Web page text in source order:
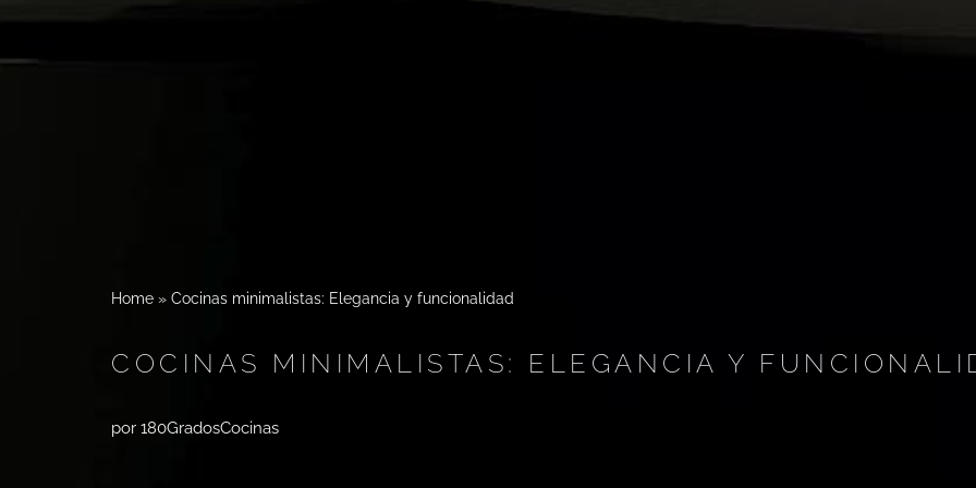
Home » Cocinas minimalistas: Elegancia y funcionalidad
COCINAS MINIMALISTAS: ELEGANCIA Y
por 180GradosCocinas